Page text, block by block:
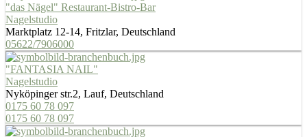
"das Nägel" Restaurant-Bistro-Bar
Nagelstudio
Marktplatz 12-14, Fritzlar, Deutschland
05622/7906000
"FANTASIA NAIL"
Nagelstudio
Nyköpinger str.2, Lauf, Deutschland
0175 60 78 097
0175 60 78 097